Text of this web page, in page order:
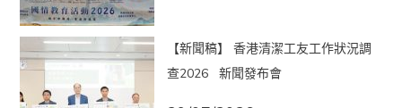
【新聞稿】 香港清潔工友工作狀況調
查2026 新聞發布會